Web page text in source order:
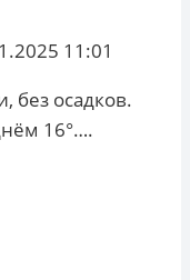
11:01
без осадков.
16°….